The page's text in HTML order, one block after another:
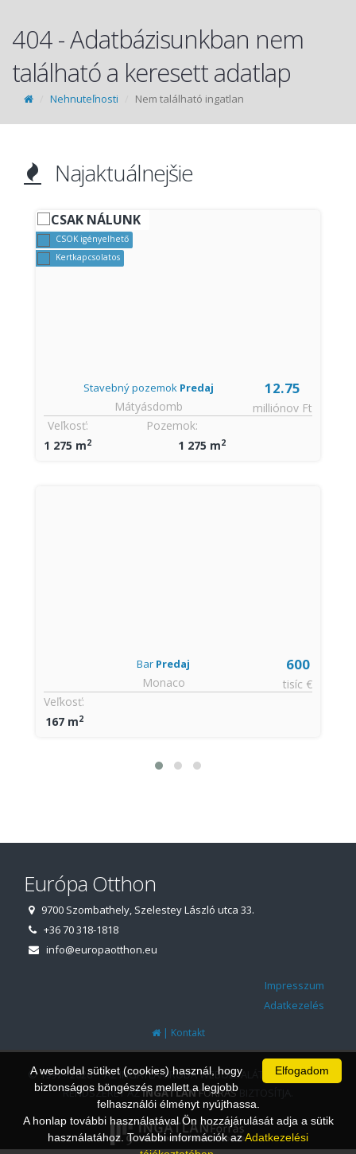
404 - Adatbázisunkban nem
található a keresett adatlap
Nehnuteľnosti Nem található ingatlan
Najaktuálnejšie
CSAK NÁLUNK
CSOK igényelhető
Kertkapcsolatos
12.75
milliónov Ft
Stavebný pozemok Predaj
Mátyásdomb
Veľkosť:
1 275 m2
Pozemok:
1 275 m2
600
tisíc €
Bar Predaj
Monaco
Veľkosť:
167 m2
Európa Otthon
9700 Szombathely, Szelestey László utca 33.
+36 70 318-1818
info@europaotthon.eu
Impresszum
Adatkezelés
| Kontakt
© 1997 - 2026 AZ INGATLANIRODA WEBOLDALÁT ÉS ÜGYVITELI
RENDSZERÉT AZINGATLANFORRÁSBIZTOSÍTJA.
Elfogadom
A weboldal sütiket (cookies) használ, hogy
biztonságos böngészés mellett a legjobb
felhasználói élményt nyújthassa.
A honlap további használatával Ön hozzájárulását adja a sütik
használatához. További információk azAdatkezelési